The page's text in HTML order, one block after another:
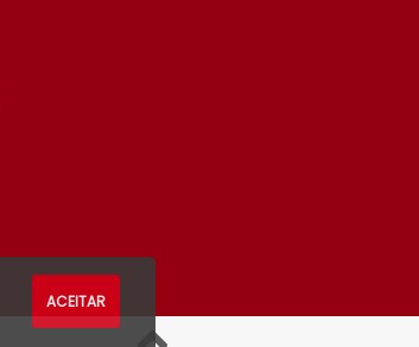
ACEITAR